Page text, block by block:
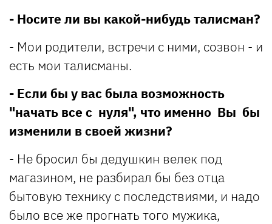
- Носите ли вы какой-нибудь талисман?
- Мои родители, встречи с ними, созвон - и
есть мои талисманы.
- Если бы у вас была возможность
"начать все с нуля", что именно Вы бы
изменили в своей жизни?
- Не бросил бы дедушкин велек под
магазином, не разбирал бы без отца
бытовую технику с последствиями, и надо
было все же прогнать того мужика,